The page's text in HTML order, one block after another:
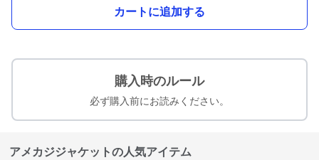
カートに追加する
購入時のルール
必ず購入前にお読みください。
アメカジジャケットの人気アイテム